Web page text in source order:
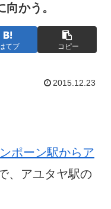
かう。
てブ コピー
2015.12.23
ポーン駅からア
、アユタヤ駅の